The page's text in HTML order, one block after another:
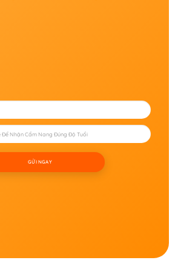
trẻ sơ sinh mà còn là người bạn
bé khám phá thế giới bằng đôi
mình. Một món học liệu đơn giản
những trải nghiệm quan sát và
nghĩa trong những năm tháng
GỬI NGAY